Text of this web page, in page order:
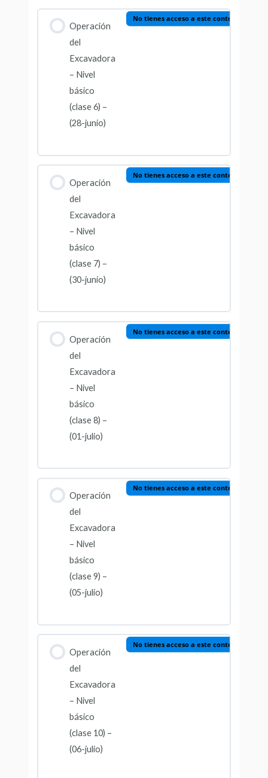
Operación
del
Excavadora
– Nivel
básico
(clase 6) –
(28-junio)
No tienes acceso a este contenido
Operación
del
Excavadora
– Nivel
básico
(clase 7) –
(30-junio)
No tienes acceso a este contenido
Operación
del
Excavadora
– Nivel
básico
(clase 8) –
(01-julio)
No tienes acceso a este contenido
Operación
del
Excavadora
– Nivel
básico
(clase 9) –
(05-julio)
No tienes acceso a este contenido
Operación
del
Excavadora
– Nivel
básico
(clase 10) –
(06-julio)
No tienes acceso a este contenido